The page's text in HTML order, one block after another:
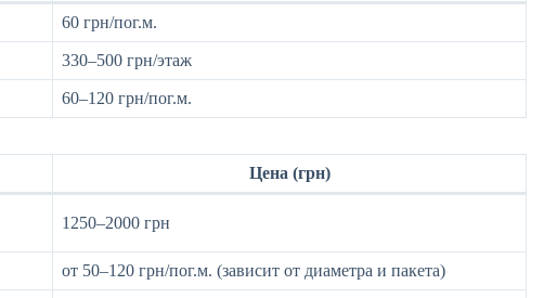
60 грн/пог.м.
330–500 грн/этаж
60–120 грн/пог.м.
Цена (грн)
1250–2000 грн
от 50–120 грн/пог.м. (зависит от диаметра и пакета)